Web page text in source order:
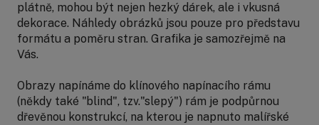
plátně, mohou být nejen hezký dárek, ale i vkusná
dekorace. Náhledy obrázků jsou pouze pro představu
formátu a poměru stran. Grafika je samozřejmě na
Vás.
Obrazy napínáme do klínového napínacího rámu
(někdy také "blind", tzv."slepý") rám je podpůrnou
dřevěnou konstrukcí, na kterou je napnuto malířské